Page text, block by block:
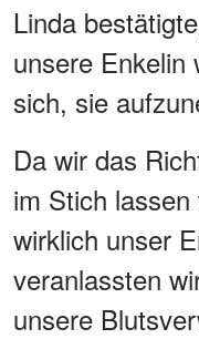
Linda
unsere Enkelin
sich, sie
Da wir das
im Stich
wirklich unser
veranlassten
unsere